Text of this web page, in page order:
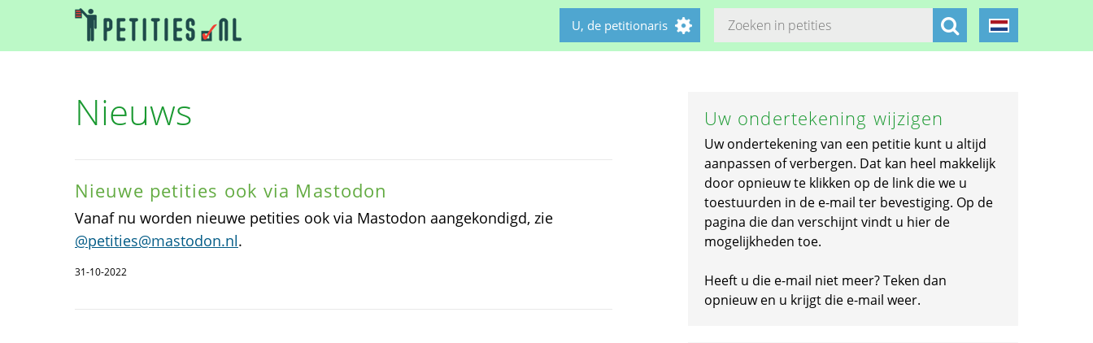
U, de petitionaris
Nieuws
Nieuwe petities ook via Mastodon
Vanaf nu worden nieuwe petities ook via Mastodon aangekondigd, zie
@petities@mastodon.nl.
31-10-2022
Uw ondertekening wijzigen
Uw ondertekening van een petitie kunt u altijd
aanpassen of verbergen. Dat kan heel makkelijk
door opnieuw te klikken op de link die we u
toestuurden in de e-mail ter bevestiging. Op de
pagina die dan verschijnt vindt u hier de
mogelijkheden toe.
Heeft u die e-mail niet meer? Teken dan
opnieuw en u krijgt die e-mail weer.